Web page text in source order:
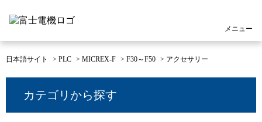
メニュー
日本語サイト > PLC > MICREX-F > F30～F50 > アクセサリー
カテゴリから探す